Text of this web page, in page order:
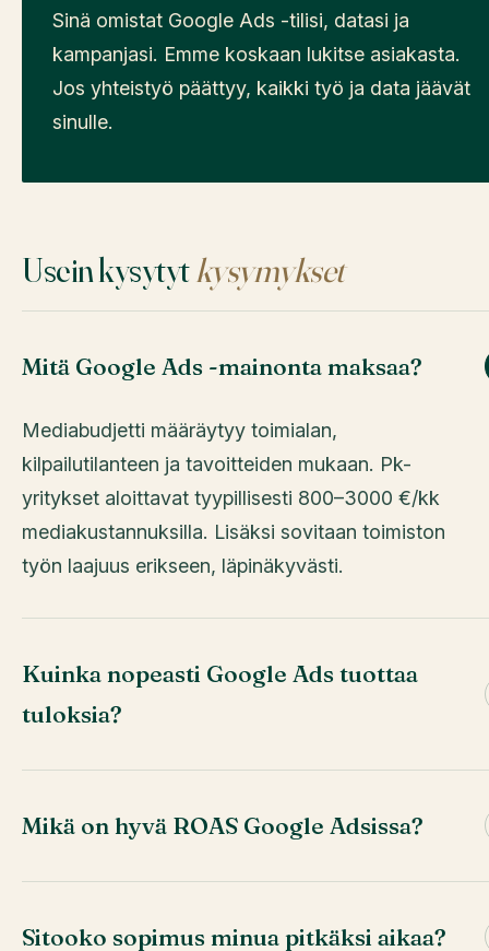
Sinä omistat Google Ads -tilisi, datasi ja
kampanjasi. Emme koskaan lukitse asiakasta.
Jos yhteistyö päättyy, kaikki työ ja data jäävät
sinulle.
Usein kysytytkysymykset
Mitä Google Ads -mainonta maksaa?
Mediabudjetti määräytyy toimialan,
kilpailutilanteen ja tavoitteiden mukaan. Pk-
yritykset aloittavat tyypillisesti 800–3000 €/kk
mediakustannuksilla. Lisäksi sovitaan toimiston
työn laajuus erikseen, läpinäkyvästi.
Kuinka nopeasti Google Ads tuottaa
tuloksia?
Mikä on hyvä ROAS Google Adsissa?
Sitooko sopimus minua pitkäksi aikaa?